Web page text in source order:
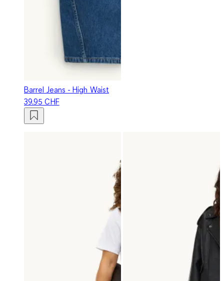
Barrel Jeans - High Waist
39.95 CHF